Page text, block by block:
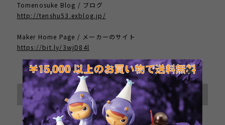
Tomenosuke Blog / ブログ
http://tenshu53.exblog.jp/
Maker Home Page / メーカーのサイト
https://bit.ly/3wjD84l
International shipping available
Sold out
日本国内にお住まいの方向け